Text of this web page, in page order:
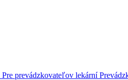
Pre prevádzkovateľov lekární